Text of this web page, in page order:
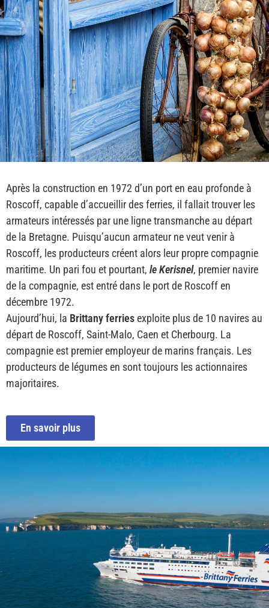
Après la construction en 1972 d’un port en eau profonde à
Roscoff, capable d’accueillir des ferries, il fallait trouver les
armateurs intéressés par une ligne transmanche au départ
de la Bretagne. Puisqu’aucun armateur ne veut venir à
Roscoff, les producteurs créent alors leur propre compagnie
maritime. Un pari fou et pourtant, le Kerisnel, premier navire
de la compagnie, est entré dans le port de Roscoff en
décembre 1972.
Aujourd’hui, la Brittany ferriesexploite plus de 10 navires au
départ de Roscoff, Saint-Malo, Caen et Cherbourg. La
compagnie est premier employeur de marins français. Les
producteurs de légumes en sont toujours les actionnaires
majoritaires.
En savoir plus